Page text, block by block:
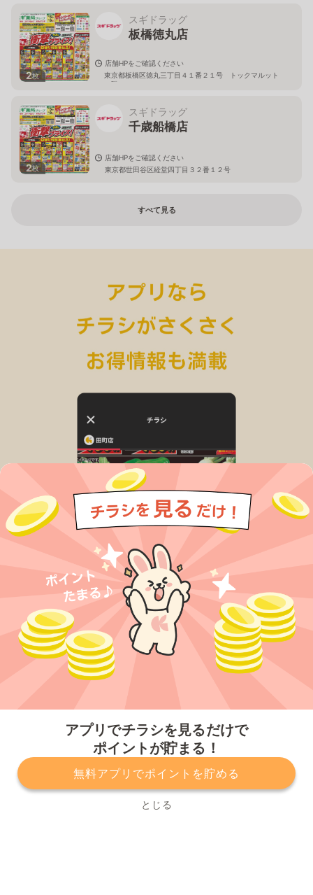
アプリでチラシを見るだけで
ポイントが貯まる！
無料アプリでポイントを貯める
とじる
2枚
スギドラッグ
板橋徳丸店
店舗HPをご確認ください
東京都板橋区徳丸三丁目４１番２１号 トックマルット
１階
2枚
スギドラッグ
千歳船橋店
店舗HPをご確認ください
東京都世田谷区経堂四丁目３２番１２号
すべて見る
プライバシーポリシー 利用規約
運営会社
サービスに関してのお問い合わせ